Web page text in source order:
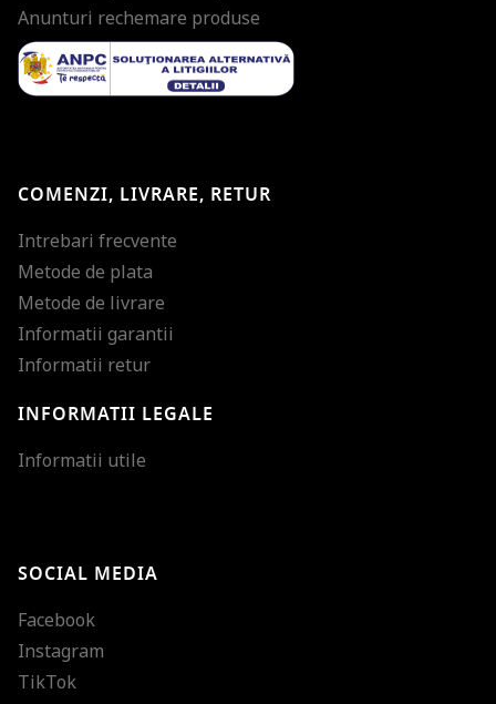
Anunturi rechemare produse
COMENZI, LIVRARE, RETUR
Intrebari frecvente
Metode de plata
Metode de livrare
Informatii garantii
Informatii retur
INFORMATII LEGALE
Informatii utile
SOCIAL MEDIA
Facebook
Instagram
TikTok